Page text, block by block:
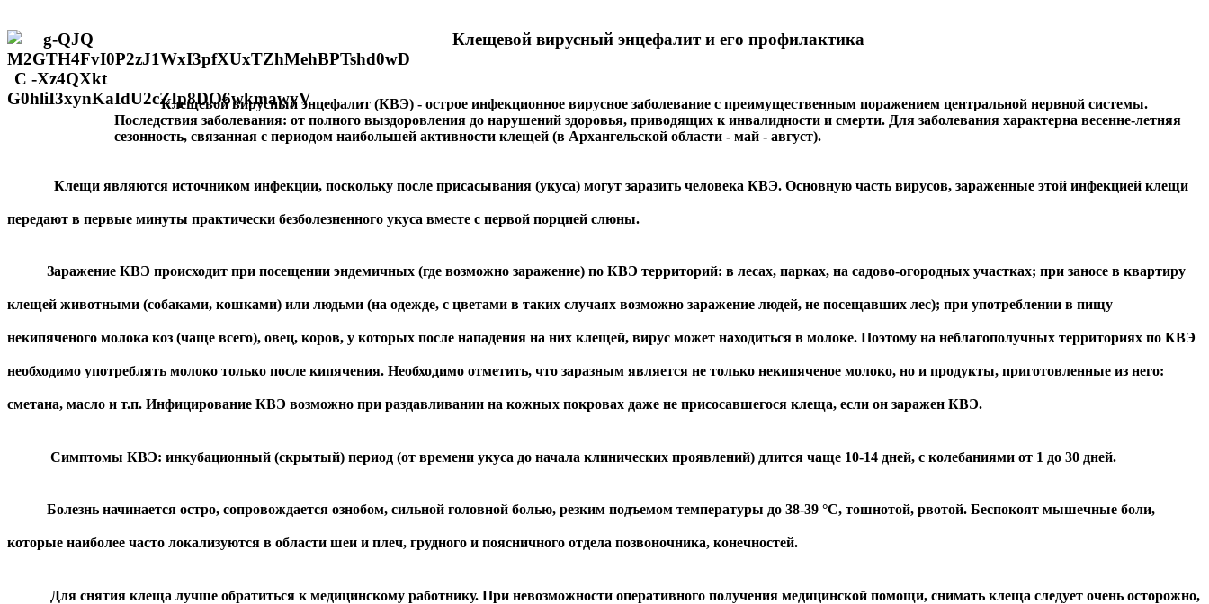
Клещевой вирусный энцефалит и его профилактика
Клещевой вирусный энцефалит (КВЭ) - острое инфекционное вирусное заболевание с преимущественным поражением центральной нервной системы.
Последствия заболевания: от полного выздоровления до нарушений здоровья, приводящих к инвалидности и смерти. Для заболевания характерна весенне-летняя
сезонность, связанная с периодом наибольшей активности клещей (в Архангельской области - май - август).
Клещи являются источником инфекции, поскольку после присасывания (укуса) могут заразить человека КВЭ. Основную часть вирусов, зараженные этой инфекцией клещи
передают в первые минуты практически безболезненного укуса вместе с первой порцией слюны.
Заражение КВЭ происходит при посещении эндемичных (где возможно заражение) по КВЭ территорий: в лесах, парках, на садово-огородных участках; при заносе в квартиру
клещей животными (собаками, кошками) или людьми (на одежде, с цветами в таких случаях возможно заражение людей, не посещавших лес); при употреблении в пищу
некипяченого молока коз (чаще всего), овец, коров, у которых после нападения на них клещей, вирус может находиться в молоке. Поэтому на неблагополучных территориях по КВЭ
необходимо употреблять молоко только после кипячения. Необходимо отметить, что заразным является не только некипяченое молоко, но и продукты, приготовленные из него:
сметана, масло и т.п. Инфицирование КВЭ возможно при раздавливании на кожных покровах даже не присосавшегося клеща, если он заражен КВЭ.
Симптомы КВЭ: инкубационный (скрытый) период (от времени укуса до начала клинических проявлений) длится чаще 10-14 дней, с колебаниями от 1 до 30 дней.
Болезнь начинается остро, сопровождается ознобом, сильной головной болью, резким подъемом температуры до 38-39 °С, тошнотой, рвотой. Беспокоят мышечные боли,
которые наиболее часто локализуются в области шеи и плеч, грудного и поясничного отдела позвоночника, конечностей.
Для снятия клеща лучше обратиться к медицинскому работнику. При невозможности оперативного получения медицинской помощи, снимать клеща следует очень осторожно,